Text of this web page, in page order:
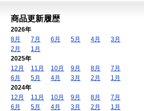
商品更新履歴
2026年
8月
7月 6月 5月 4月
3月
2月
1月
2025年
12月
11月 10月 9月 8月
7月
6月
5月 4月 3月 2月
1月
2024年
12月
11月 10月 9月 8月
7月
6月
5月 4月 3月 2月
1月